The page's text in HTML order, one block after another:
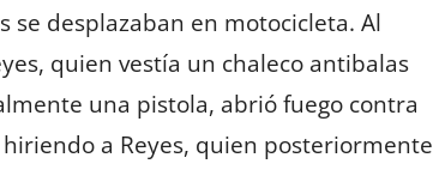
desplazaban en motocicleta. Al
quien vestía un chaleco antibalas
una pistola, abrió fuego contra
a Reyes, quien posteriormente